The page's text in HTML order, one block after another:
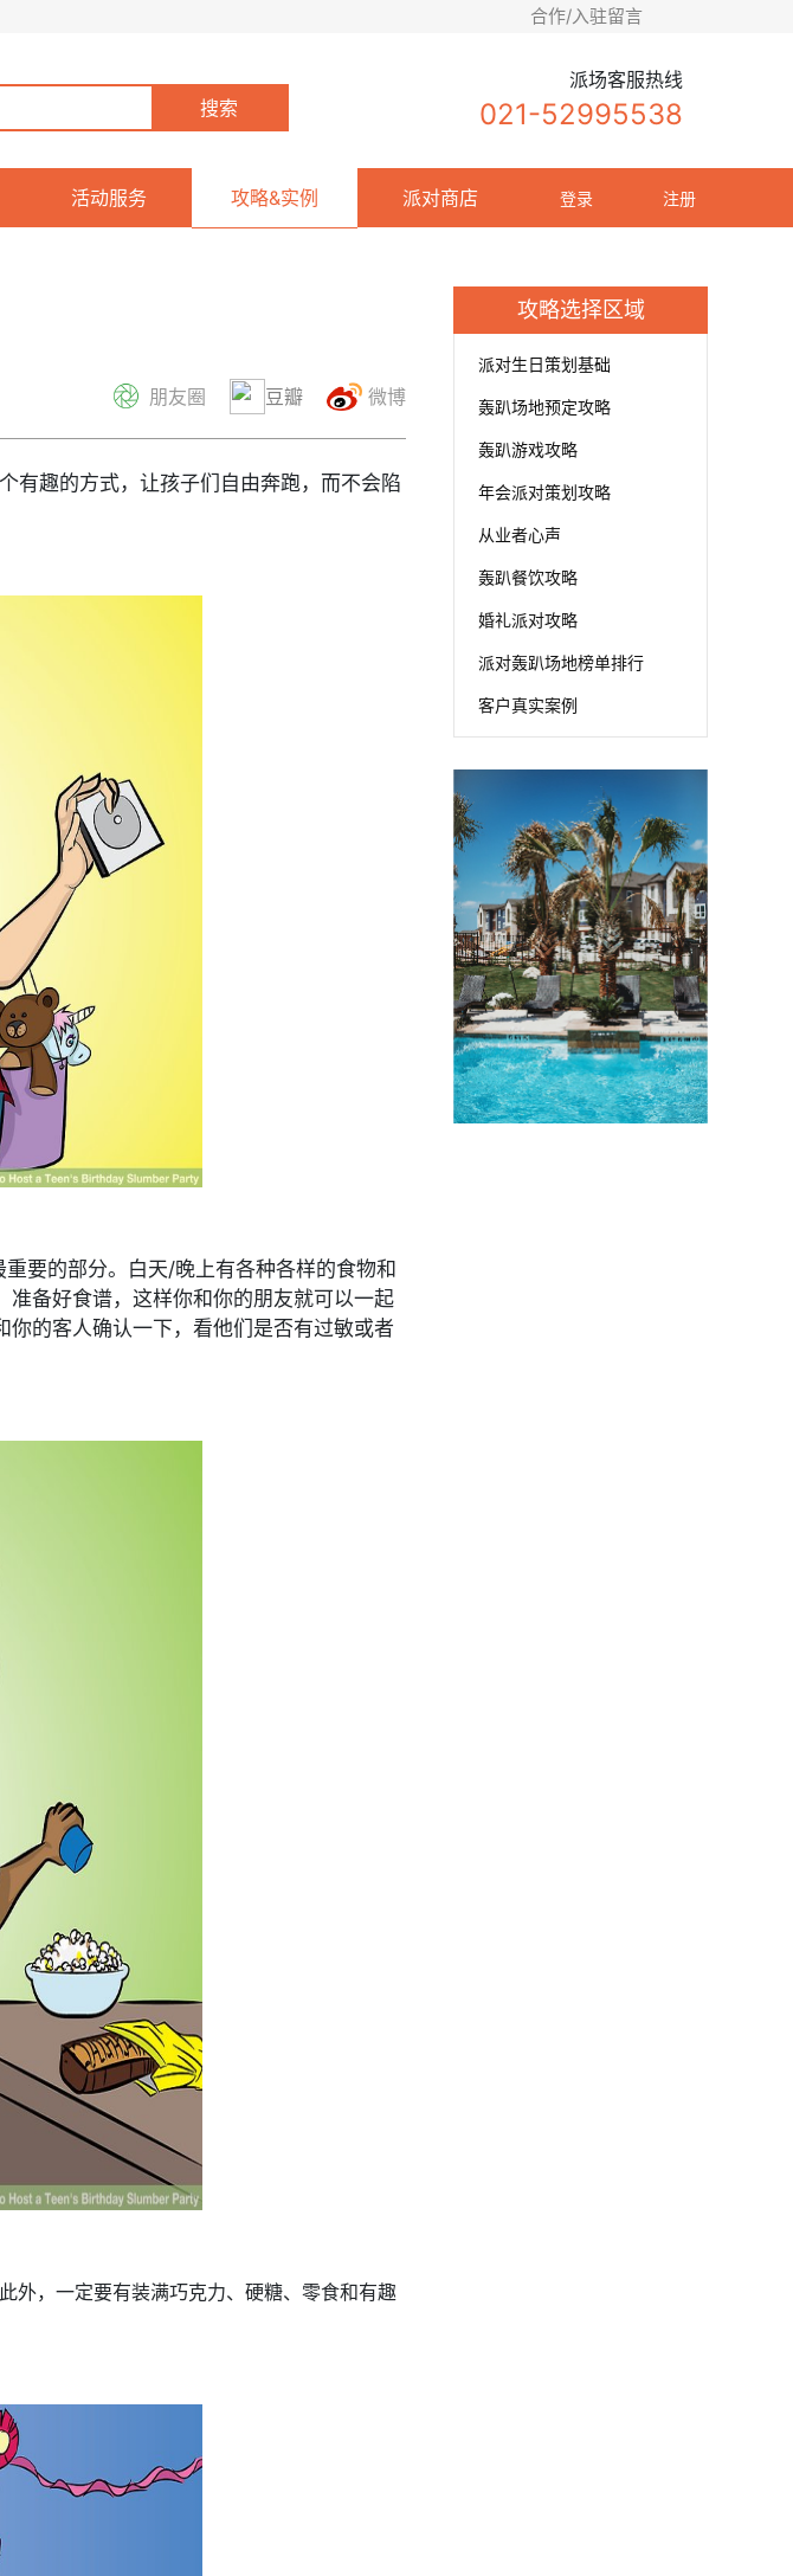
合作/入驻留言
派场客服热线
021-52995538
活动服务 攻略&实例 派对商店 登录 注册
朋友圈 豆瓣 微博
有趣的方式，让孩子们自由奔跑，而不会陷
的部分。白天/晚上有各种各样的食物和
备好食谱，这样你和你的朋友就可以一起
的客人确认一下，看他们是否有过敏或者
外，一定要有装满巧克力、硬糖、零食和有趣
攻略选择区域
派对生日策划基础
轰趴场地预定攻略
轰趴游戏攻略
年会派对策划攻略
从业者心声
轰趴餐饮攻略
婚礼派对攻略
派对轰趴场地榜单排行
客户真实案例